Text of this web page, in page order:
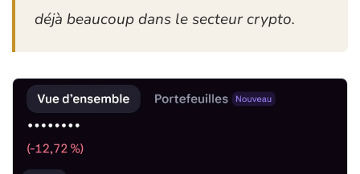
déjà beaucoup dans le secteur crypto.